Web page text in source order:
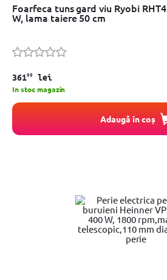
Foarfeca tuns gard viu Ryobi
W, lama taiere 50 cm
36199 lei
In stoc magazin
Adaugă în coș